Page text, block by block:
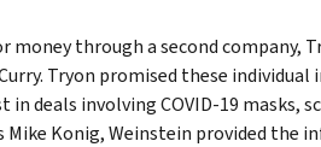
through a second company,
Tryon promised these
deals involving COVID-19 masks,
Konig, Weinstein provided the